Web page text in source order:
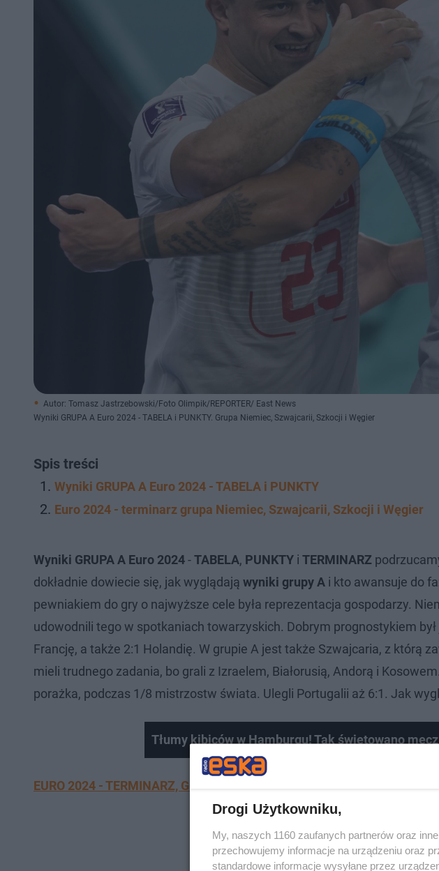
Autor: Tomasz Jastrzebowski/Foto Olimpik/REPORTER/ East News
Wyniki GRUPA A Euro 2024 - TABELA i PUNKTY. Grupa Niemiec, Szwajcarii, Szkocji i Węgier
Spis treści
Wyniki GRUPA A Euro 2024 - TABELA i PUNKTY
Euro 2024 - terminarz grupa Niemiec, Szwajcarii, Szkocji i Węgier
Wyniki GRUPA A Euro 2024-TABELA, PUNKTY i TERMINARZ
dokładnie dowiecie się, jak wyglądają wyniki grupy A i kto awansuje do
pewniakiem do gry o najwyższe cele była reprezentacja gospodarzy.
udowodnili tego w spotkaniach towarzyskich. Dobrym prognostykiem
Francję, a także 2:1 Holandię. W grupie A jest także Szwajcaria, z którą
mieli trudnego zadania, bo grali z Izraelem, Białorusią, Andorą i
porażka, podczas 1/8 mistrzostw świata. Ulegli Portugalii aż 6:1. Jak
Tłumy kibiców w Hamburgu! Tak świętowano
EURO 2024 - TERMINARZ, GODZINY, MECZE, GRUPY. Kiedy i jakie
Drogi Użytkowniku,
My, naszych 1160 zaufanych partnerów oraz
przechowujemy informacje na urządzeniu oraz
standardowe informacje wysyłane przez